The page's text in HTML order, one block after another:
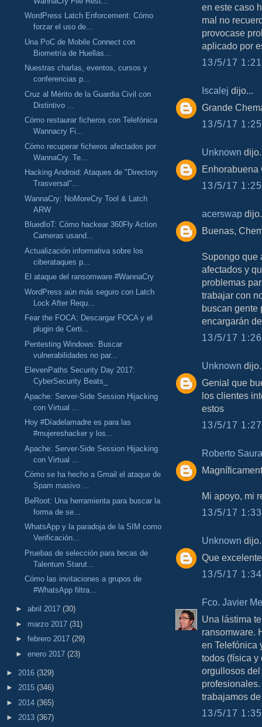
WordPress Latch Enforcement: Cómo
forzar el uso de...
Una PoC de Mobile Connect con
Biometría de Huellas...
Nuestras charlas, eventos, cursos y
conferencias p...
Cruz al Mérito de la Guardia Civil con
Distintivo ...
Cómo restaurar ficheros con Telefónica
Wannacry Fi...
Cómo recuperar ficheros afectados por
WannaCry. Te...
Hacking Android: Ataques de "Directory
Trasversal"...
WannaCry: NoMoreCry Tool & Latch
ARW
BluedIoT: Cómo hackear 360Fly Action
Cameras usand...
Actualización informativa sobre los
ciberataques p...
El ataque del ransomware #WannaCry
WordPress aún más seguro con Latch
Lock After Requ...
Fear the FOCA: Descargar FOCA y el
plugin de Certi...
Pentesting Windows: Buscar
vulnerabilidades no par...
ElevenPaths Security Day 2017:
CyberSecurity Beats_
Apache: Server-Side Session Hijacking
con Virtual ...
Hoy #Díadelamadre es para las
#mujereshacker y los...
Apache: Server-Side Session Hijacking
con Virtual ...
Cómo se ha hecho a Gmail el ataque de
Spam masivo ...
BeRoot: Una herramienta para buscar la
forma de se...
WhatsApp y la paradoja de la SIM como
Verificación...
Pruebas de selección para becas de
Talentum Starut...
Cómo las invitaciones a grupos de
#WhatsApp filtra...
► abril 2017 (30)
► marzo 2017 (31)
► febrero 2017 (29)
► enero 2017 (23)
► 2016 (329)
► 2015 (346)
► 2014 (365)
► 2013 (367)
en este caso
mal no
provocase
aplicado por
13/5/17
Iscalej dijo...
Grande
13/5/17
Unknown
Enhorabuena
13/5/17
acerswap
Buenas,
Supongo que
afectados y
problemas
trabajar con
buscan gente
encargarán
13/5/17
Unknown
Genial que
los clientes
estos
13/5/17
Roberto Saura
Mi apoyo, mi
13/5/17
Unknown
Que
13/5/17
Fco. Javier
Una lástima
ransomware.
en Telefónica
todos (física y
orgullosos
trabajamos
13/5/17